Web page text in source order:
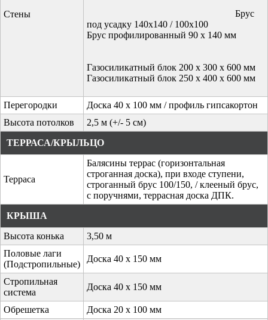
Стены
Брус
под усадку 140х140 / 100х100
Брус профилированный 90 х 140 мм
Газосиликатный блок 200 х 300 х 600 мм
Газосиликатный блок 250 х 400 х 600 мм
Перегородки
Доска 40 х 100 мм / профиль гипсакортон
Высота потолков
2,5 м (+/- 5 см)
ТЕРРАСА/КРЫЛЬЦО
Терраса
Балясины террас (горизонтальная
строганная доска), при входе ступени,
строганный брус 100/150, / клееный брус,
с поручнями, террасная доска ДПК.
КРЫША
Высота конька
3,50 м
Половые лаги
(Подстропильные)
Доска 40 х 150 мм
Стропильная
система
Доска 40 х 150 мм
Обрешетка Доска 20 х 100 мм